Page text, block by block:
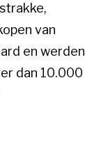
van
en werden
dan 10.000